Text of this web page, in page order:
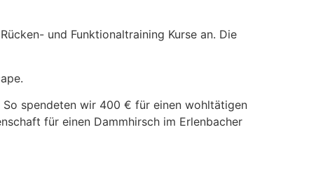
und Funktionaltraining Kurse an. Die
spendeten wir 400 € für einen wohltätigen
für einen Dammhirsch im Erlenbacher